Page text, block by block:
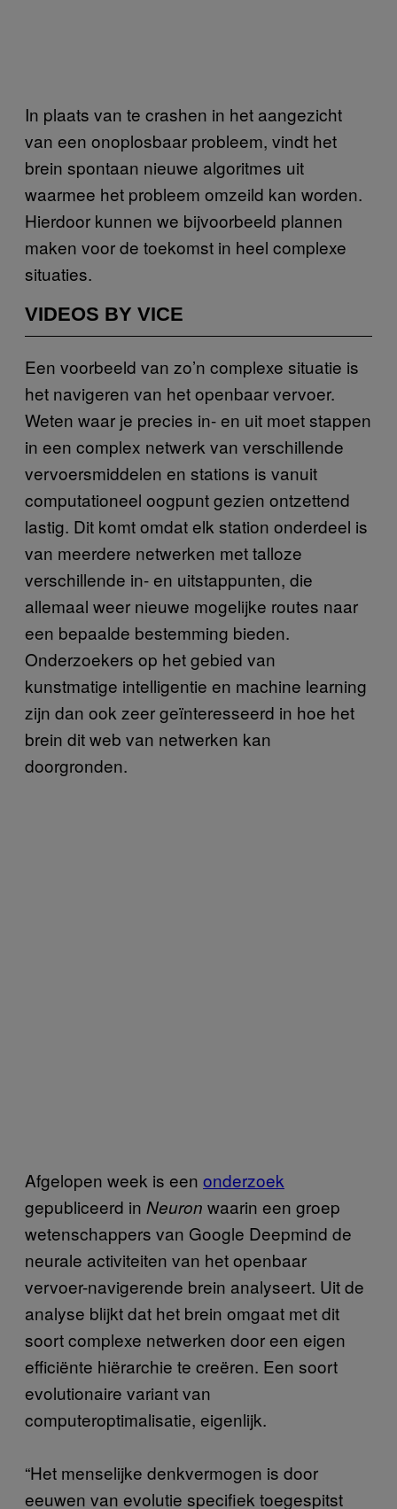
In plaats van te crashen in het aangezicht
van een onoplosbaar probleem, vindt het
brein spontaan nieuwe algoritmes uit
waarmee het probleem omzeild kan worden.
Hierdoor kunnen we bijvoorbeeld plannen
maken voor de toekomst in heel complexe
situaties.
VIDEOS BY VICE
Een voorbeeld van zo’n complexe situatie is
het navigeren van het openbaar vervoer.
Weten waar je precies in- en uit moet stappen
in een complex netwerk van verschillende
vervoersmiddelen en stations is vanuit
computationeel oogpunt gezien ontzettend
lastig. Dit komt omdat elk station onderdeel is
van meerdere netwerken met talloze
verschillende in- en uitstappunten, die
allemaal weer nieuwe mogelijke routes naar
een bepaalde bestemming bieden.
Onderzoekers op het gebied van
kunstmatige intelligentie en machine learning
zijn dan ook zeer geïnteresseerd in hoe het
brein dit web van netwerken kan
doorgronden.
Afgelopen week is een onderzoek
gepubliceerd in Neuron waarin een groep
wetenschappers van Google Deepmind de
neurale activiteiten van het openbaar
vervoer-navigerende brein analyseert. Uit de
analyse blijkt dat het brein omgaat met dit
soort complexe netwerken door een eigen
efficiënte hiërarchie te creëren. Een soort
evolutionaire variant van
computeroptimalisatie, eigenlijk.
“Het menselijke denkvermogen is door
eeuwen van evolutie specifiek toegespitst